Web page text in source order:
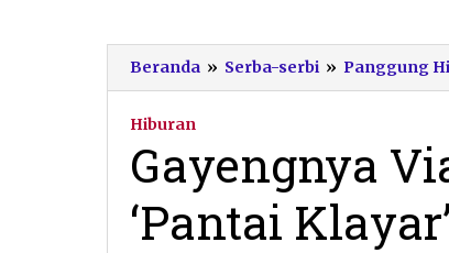
Beranda » Serba-serbi » Panggung
Hiburan
Gayengnya
‘Pantai Klayar’